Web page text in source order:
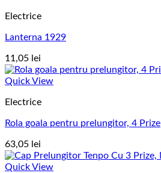
Electrice
Lanterna 1929
11,05 lei
Quick View
Electrice
Rola goala pentru prelungitor, 4 Prize
63,05 lei
Quick View